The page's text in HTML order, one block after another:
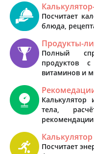
Посчитает
блюда,
Продукты-
Полный
продуктов
витаминов и
Калькулятор
тела,
Посчитает